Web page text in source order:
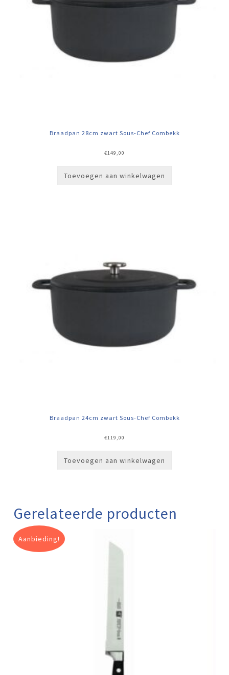
Braadpan 28cm zwart Sous-Chef Combekk
€149,00
Toevoegen aan winkelwagen
Braadpan 24cm zwart Sous-Chef Combekk
€119,00
Toevoegen aan winkelwagen
Gerelateerde producten
Aanbieding!